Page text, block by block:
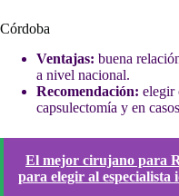
Córdoba
Ventajas: buena
a nivel nacional.
Recomendación: elegir
capsulectomía y en
El mejor cirujano para
para elegir al especialista